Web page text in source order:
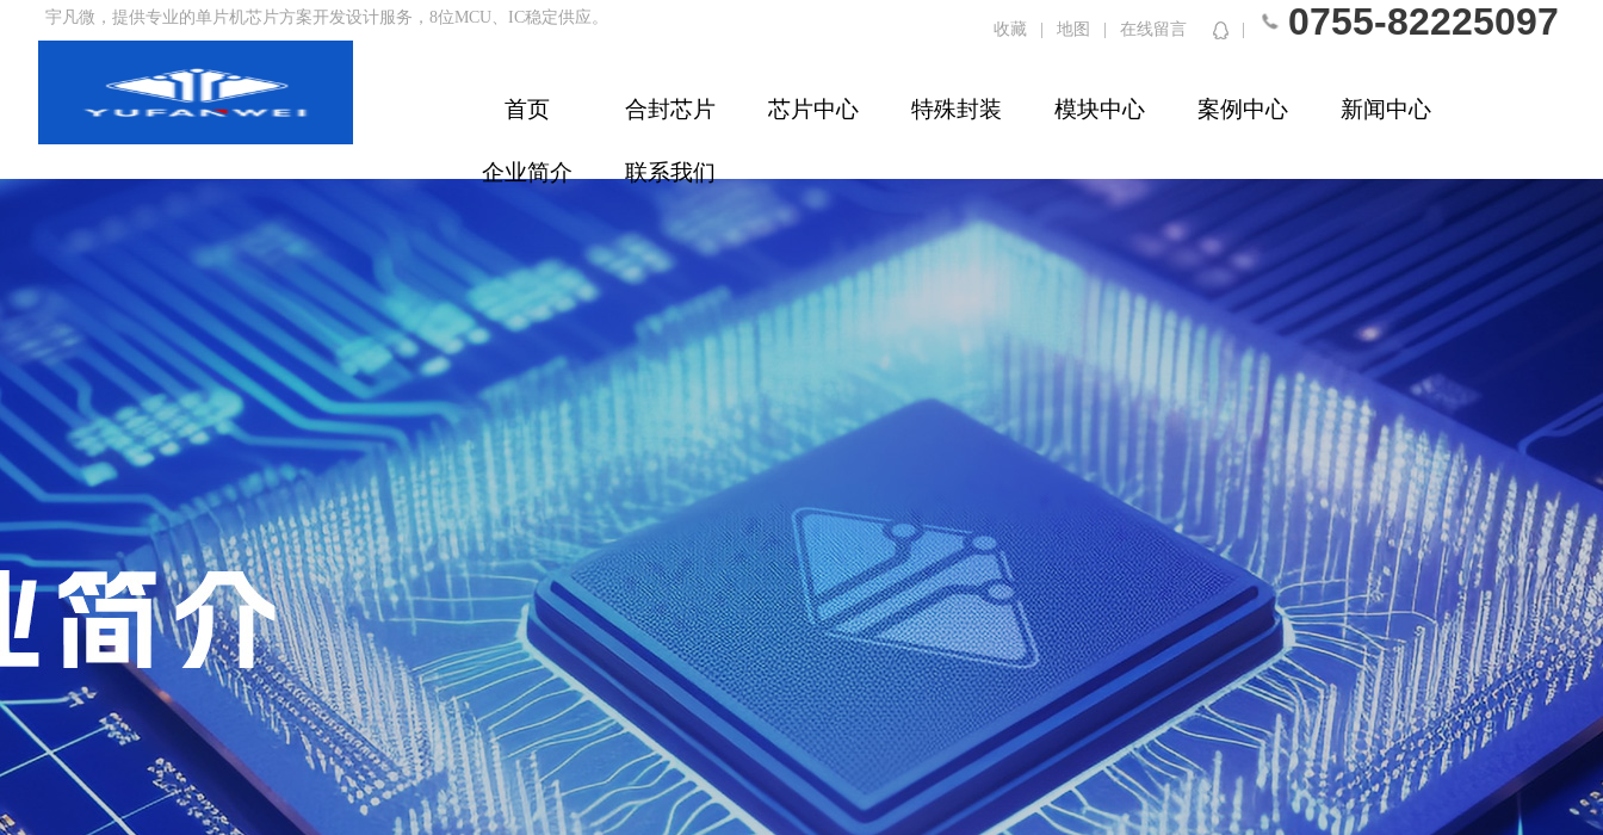
收藏 地图 在线留言 0755-82225097
宇凡微，提供专业的单片机芯片方案开发设计服务，8位MCU、IC稳定供应。
首页 合封芯片 芯片中心 特殊封装 模块中心 案例中心 新闻中心
企业简介 联系我们